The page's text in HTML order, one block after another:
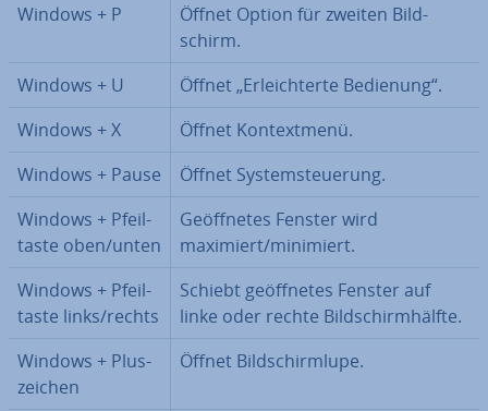
Windows + P
Öffnet Option für zweiten Bild­
schirm.
Windows + U
Öffnet „Er­leich­ter­te Bedienung“.
Windows + X
Öffnet Kon­text­me­nü.
Windows + Pause
Öffnet Sys­tem­steue­rung.
Windows + Pfeil­
tas­te oben/unten
Ge­öff­ne­tes Fenster wird
maximiert/minimiert.
Windows + Pfeil­
tas­te links/rechts
Schiebt ge­öff­ne­tes Fenster auf
linke oder rechte Bild­schirm­hälf­te.
Windows + Plus­
zei­chen
Öffnet Bild­schirm­lu­pe.